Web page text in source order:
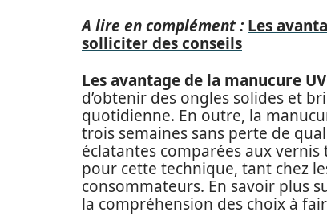
A lire en complément : Les
solliciter des conseils
Les avantage de la manucure UV
d’obtenir des ongles solides et
quotidienne. En outre, la
trois semaines sans perte de
éclatantes comparées aux
pour cette technique, tant chez
consommateurs. En savoir plus
la compréhension des choix à